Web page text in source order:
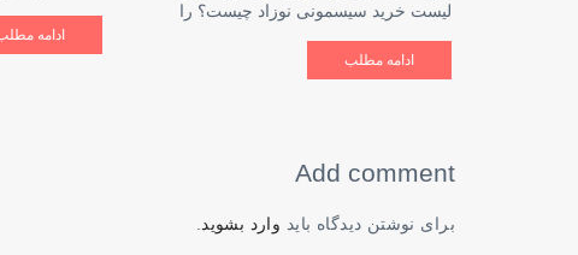
لیست خرید سیسمونی نوزاد چیست؟ را
ادامه مطلب
ادامه
Add comment
برای نوشتن دیدگاه باید وارد بشوید